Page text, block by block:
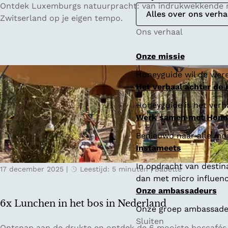
Alles over ons
Ons verhaal
Onze missie
Honeyguide wil de
Het verhaal achter de
Honeyguide is het
Werk samen met
Benieuwd naar alle
Instameets
In opdracht van
dan met micro
Onze ambassadeurs
Onze groep
Sluiten
W
a
l
e
n
i
n
L
u
x
e
u
g
Ontdek Luxemburgs natuurpracht: van
Zwitserland op je eigen tempo.
6x Lunchen in het bos in Nederland
17 december 2025 | Leestijd: 5 minuten | Babette